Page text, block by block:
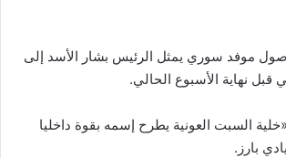
موفد سوري يمثل الرئيس بشار الأسد إلى
قبل نهاية الأسبوع الحالي.
السبت العونية يطرح إسمه بقوة داخليا
بارز.